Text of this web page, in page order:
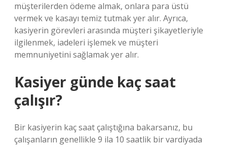
müşterilerden ödeme almak, onlara para üstü
vermek ve kasayı temiz tutmak yer alır. Ayrıca,
kasiyerin görevleri arasında müşteri şikayetleriyle
ilgilenmek, iadeleri işlemek ve müşteri
memnuniyetini sağlamak yer alır.
Kasiyer günde kaç saat
çalışır?
Bir kasiyerin kaç saat çalıştığına bakarsanız, bu
çalışanların genellikle 9 ila 10 saatlik bir vardiyada